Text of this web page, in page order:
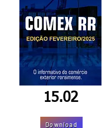
15.02
Download